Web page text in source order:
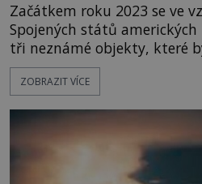
Začátkem roku 2023 se ve
Spojených států
tři neznámé objekty, které
Do dnešních dnů nebyly
těles objeveny. Je možné, že
mimozemského původu? Dne 4. února roku 2023
vydává
ZOBRAZIT VÍCE